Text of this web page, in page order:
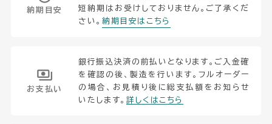
納期目安
短納期はお受けしておりません。ご了承くだ
さい。納期目安はこちら
お支払い
銀行振込決済の前払いとなります。ご入金確
を確認の後、製造を行います。フルオーダー
の場合、お見積り後に総支払額をお知らせ
いたします。 詳しくはこちら